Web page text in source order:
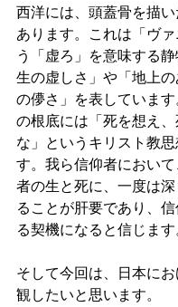
西洋には、頭蓋骨を描い
あります。これは「ヴ
う「虚ろ」を意味する
生の虚しさ」や「地上
の儚さ」を表していま
の根底には「死を想え
な」というキリスト教
す。我ら信仰者におい
者の生と死に、一度は
ることが肝要であり、
る契機になると信じます
そして今回は、日本に
観したいと思います。